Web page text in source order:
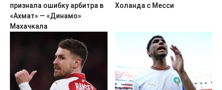
признала ошибку арбитра в
«Ахмат» — «Динамо»
Махачкала
Холанда с Месси